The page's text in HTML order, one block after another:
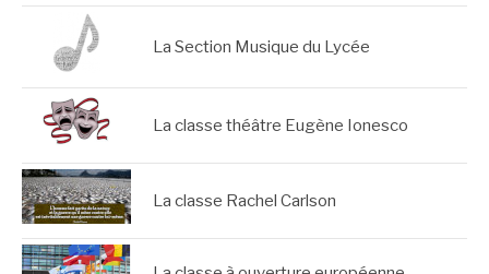
La Section Musique du Lycée
La classe théâtre Eugène Ionesco
La classe Rachel Carlson